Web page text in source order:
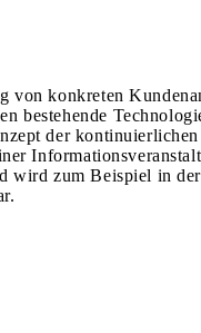
konkreten
bestehende
der
wird zum Beispiel in